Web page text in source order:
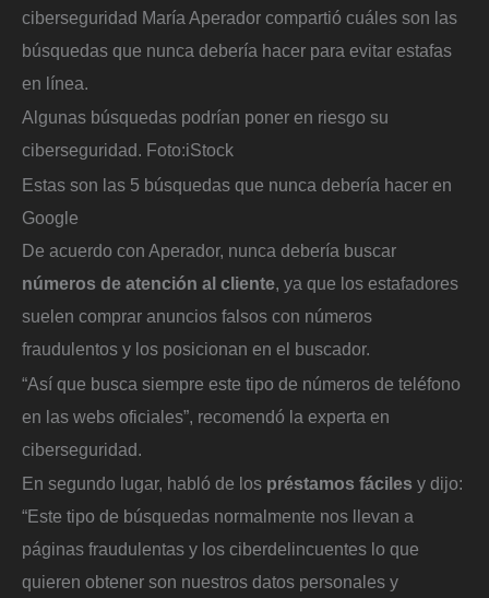
ciberseguridad María Aperador compartió cuáles son las
búsquedas que nunca debería hacer para evitar estafas
en línea.
Algunas búsquedas podrían poner en riesgo su
ciberseguridad. Foto:iStock
Estas son las 5 búsquedas que nunca debería hacer en
Google
De acuerdo con Aperador, nunca debería buscar
números de atención al cliente, ya que los estafadores
suelen comprar anuncios falsos con números
fraudulentos y los posicionan en el buscador.
“Así que busca siempre este tipo de números de teléfono
en las webs oficiales”, recomendó la experta en
ciberseguridad.
En segundo lugar, habló de los préstamos fáciles y dijo:
“Este tipo de búsquedas normalmente nos llevan a
páginas fraudulentas y los ciberdelincuentes lo que
quieren obtener son nuestros datos personales y